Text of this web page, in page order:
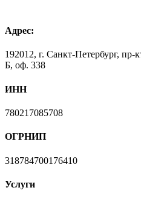
Адрес:
192012, г. Санкт-Петербург,
Б, оф. 338
ИНН
780217085708
ОГРНИП
318784700176410
Услуги